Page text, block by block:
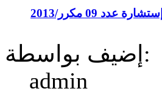
إستشارة عدد 09 مكرر/2013
إضيف بواسطة:
admin